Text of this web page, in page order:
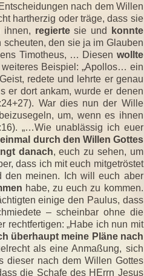
nach dem Willen
hartherzig oder träge, dass sie
ihnen, regiertesie und
konnte
den sie ja im Glauben
Timotheus, … Diesen wollte
Beispiel: „Apollos… ein
redete und lehrte er genau
er dort ankam, wurde er denen
:24+27). War dies nun der Wille
um, wenn es ihnen
„…Wie unablässig ich euer
durch den Willen Gottes
danach, euch zu sehen, um
dass ich mit euch mitgetröstet
den meinen. Ich will euch aber
habe, zu euch zu kommen.
einige den Paulus, dass
– scheinbar ohne die
rechtfertigen: „Habe ich nun mit
überhaupt meine Pläne nach
als eine Anmaßung, sich
dieser nach dem Willen Gottes
die Schafe des HErrn Jesus